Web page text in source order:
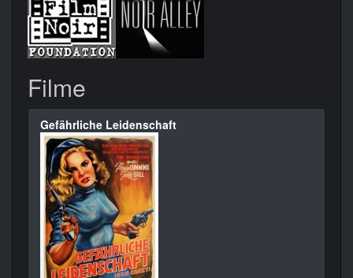
Filme
Gefährliche Leidenschaft